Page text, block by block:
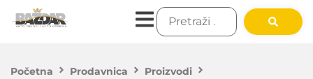
Početna Prodavnica
Proizvodi